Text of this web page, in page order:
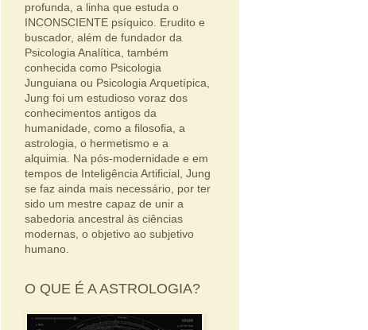
profunda, a linha que estuda o
INCONSCIENTE psíquico. Erudito e
buscador, além de fundador da
Psicologia Analítica, também
conhecida como Psicologia
Junguiana ou Psicologia Arquetípica,
Jung foi um estudioso voraz dos
conhecimentos antigos da
humanidade, como a filosofia, a
astrologia, o hermetismo e a
alquimia. Na pós-modernidade e em
tempos de Inteligência Artificial, Jung
se faz ainda mais necessário, por ter
sido um mestre capaz de unir a
sabedoria ancestral às ciências
modernas, o objetivo ao subjetivo
humano.
O QUE É A ASTROLOGIA?